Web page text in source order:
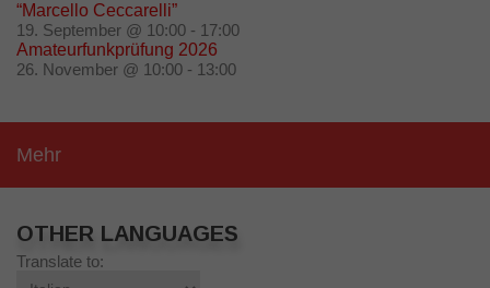
“Marcello Ceccarelli”
19. September @ 10:00 - 17:00
Amateurfunkprüfung 2026
26. November @ 10:00 - 13:00
Mehr
OTHER LANGUAGES
Translate to: